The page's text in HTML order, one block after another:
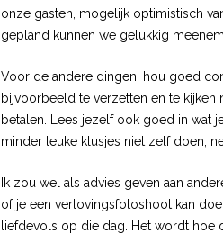
onze gasten, mogelijk optimistisch
gepland kunnen we gelukkig
Voor de andere dingen, hou goed
bijvoorbeeld te verzetten en te kijken
betalen. Lees jezelf ook goed in wat
minder leuke klusjes niet zelf doen,
Ik zou wel als advies geven aan
of je een verlovingsfotoshoot kan
liefdevols op die dag. Het wordt hoe